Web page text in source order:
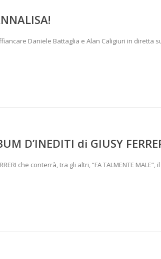
Daniele Battaglia e Alan Caligiuri in diretta
D’INEDITI di GIUSY
che conterrà, tra gli altri, “FA TALMENTE MALE”, il